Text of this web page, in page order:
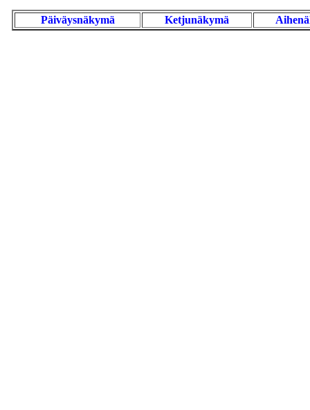
Päiväysnäkymä Ketjunäkymä